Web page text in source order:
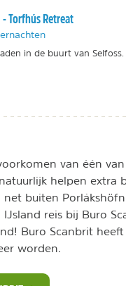
Torfhús Retreat
in de buurt van Selfoss.
van één
helpen extra
net buiten
reis bij Buro
Buro Scanbrit
worden.